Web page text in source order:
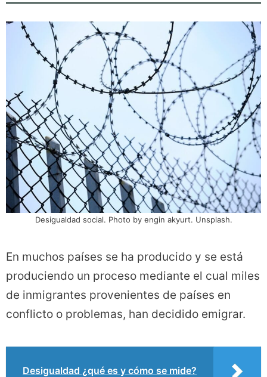
Desigualdad social. Photo by engin akyurt. Unsplash.
En muchos países se ha producido y se está
produciendo un proceso mediante el cual miles
de inmigrantes provenientes de países en
conflicto o problemas, han decidido emigrar.
Desigualdad ¿qué es y cómo se mide?